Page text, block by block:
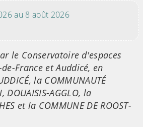
au 8 août 2026
le Conservatoire d'espaces
France et Auddicé, en
la COMMUNAUTÉ
DOUAISIS-AGGLO, la
et la COMMUNE DE ROOST-